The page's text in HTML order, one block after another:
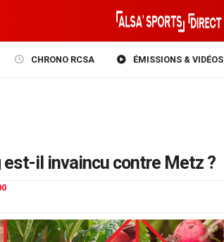
CHRONO RCSA ÉMISSIONS & VIDÉOS
est-il invaincu contre Metz ?